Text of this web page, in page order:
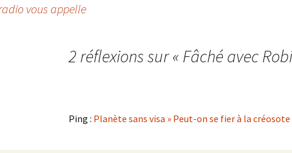
vous appelle
2 réflexions sur « Fâché avec
Ping : Planète sans visa » Peut-on se fier à la créosote